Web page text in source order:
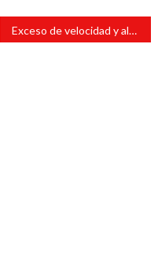
Exceso de velocidad y alcohol, terminaron con vida de cabadense